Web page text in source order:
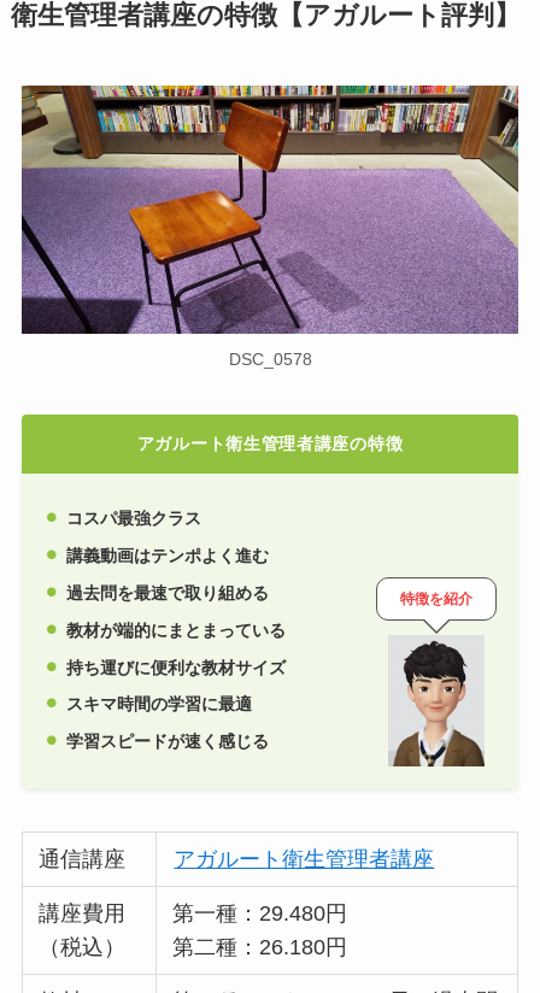
衛生管理者講座の特徴【アガルート評判】
DSC_0578
アガルート衛生管理者講座の特徴
コスパ最強クラス
講義動画はテンポよく進む
過去問を最速で取り組める
教材が端的にまとまっている
持ち運びに便利な教材サイズ
スキマ時間の学習に最適
学習スピードが速く感じる
特徴を紹介
通信講座 アガルート衛生管理者講座
講座費用
（税込）
第一種：29.480円
第二種：26.180円